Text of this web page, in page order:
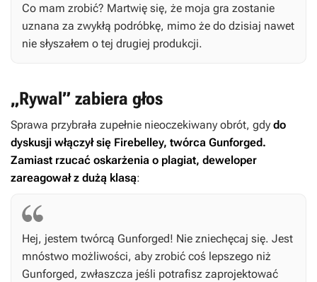
Co mam zrobić? Martwię się, że moja gra zostanie
uznana za zwykłą podróbkę, mimo że do dzisiaj nawet
nie słyszałem o tej drugiej produkcji.
„Rywal” zabiera głos
Sprawa przybrała zupełnie nieoczekiwany obrót, gdy do
dyskusji włączył się Firebelley, twórca Gunforged.
Zamiast rzucać oskarżenia o plagiat, deweloper
zareagował z dużą klasą:
Hej, jestem twórcą Gunforged! Nie zniechęcaj się. Jest
mnóstwo możliwości, aby zrobić coś lepszego niż
Gunforged, zwłaszcza jeśli potrafisz zaprojektować